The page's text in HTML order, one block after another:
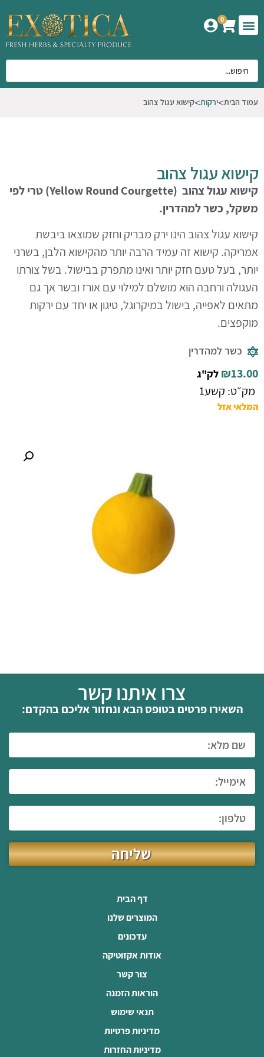
0
עמוד הבית ירקות קישוא עגול צהוב
קישוא עגול צהוב
קישוא עגול צהוב (Yellow Round Courgette) טרי לפי
משקל, כשר למהדרין.
קישוא עגול צהוב הינו ירק מבריק וחזק שמוצאו ביבשת
אמריקה. קישוא זה עמיד הרבה יותר מהקישוא הלבן, בשרני
יותר, בעל טעם חזק יותר ואינו מתפרק בבישול. בשל צורתו
העגולה ורחבה הוא מושלם למילוי עם אורז ובשר אך גם
מתאים לאפייה, בישול במיקרוגל, טיגון או יחד עם ירקות
מוקפצים.
כשר למהדרין
₪13.00 לק"ג
מק״ט: קשע1
המלאי אזל
צרו איתנו קשר
השאירו פרטים בטופס הבא ונחזור אליכם בהקדם:
שליחה
דף הבית
המוצרים שלנו
עדכונים
אודות אקזוטיקה
צור קשר
הוראות הזמנה
תנאי שימוש
מדיניות פרטיות
מדיניות החזרות